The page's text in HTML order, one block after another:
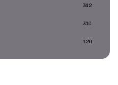
342
310
126